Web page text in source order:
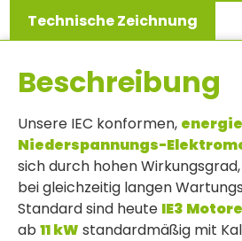
Technische Zeichnung
Beschreibung
Unsere IEC konformen,
Niederspannungs-
sich durch hohen
bei gleichzeitig langen
Standard sind heute IE3
ab 11 kW standardmäßig mit